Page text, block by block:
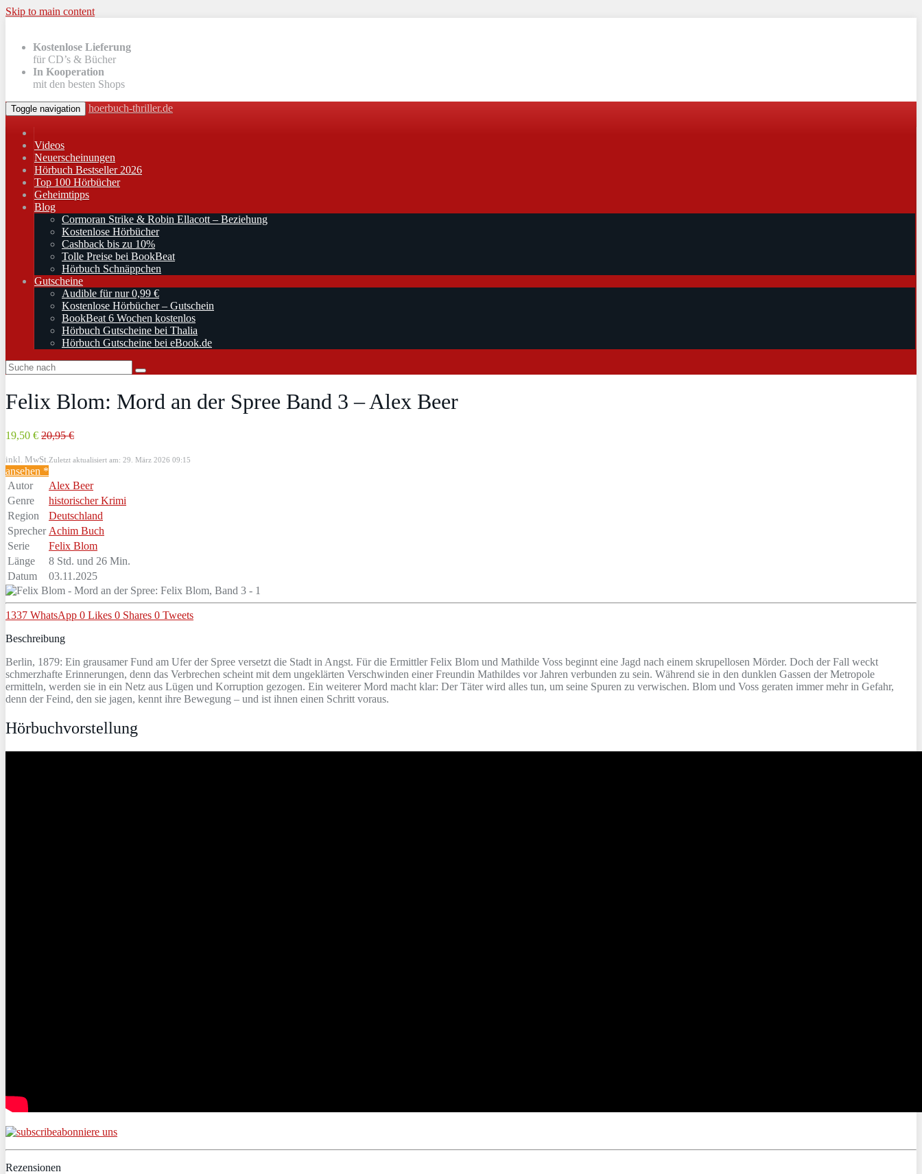
Skip to main content
Kostenlose Lieferung
für CD’s & Bücher
In Kooperation
mit den besten Shops
Toggle navigation hoerbuch-thriller.de
Videos
Neuerscheinungen
Hörbuch Bestseller 2026
Top 100 Hörbücher
Geheimtipps
Blog
Cormoran Strike & Robin Ellacott – Beziehung
Kostenlose Hörbücher
Cashback bis zu 10%
Tolle Preise bei BookBeat
Hörbuch Schnäppchen
Gutscheine
Audible für nur 0,99 €
Kostenlose Hörbücher – Gutschein
BookBeat 6 Wochen kostenlos
Hörbuch Gutscheine bei Thalia
Hörbuch Gutscheine bei eBook.de
Felix Blom: Mord an der Spree Band 3 – Alex Beer
19,50 € 20,95 €
inkl. MwSt. Zuletzt aktualisiert am: 29. März 2026 09:15
ansehen *
Autor
Alex Beer
Genre
historischer Krimi
Region
Deutschland
Sprecher Achim Buch
Serie
Felix Blom
Länge
8 Std. und 26 Min.
Datum
03.11.2025
1337 WhatsApp 0 Likes 0 Shares 0 Tweets
Beschreibung
Berlin, 1879: Ein grausamer Fund am Ufer der Spree versetzt die Stadt in Angst. Für die Ermittler Felix Blom und Mathilde Voss beginnt eine Jagd nach einem skrupellosen Mörder. Doch der Fall weckt
schmerzhafte Erinnerungen, denn das Verbrechen scheint mit dem ungeklärten Verschwinden einer Freundin Mathildes vor Jahren verbunden zu sein. Während sie in den dunklen Gassen der Metropole
ermitteln, werden sie in ein Netz aus Lügen und Korruption gezogen. Ein weiterer Mord macht klar: Der Täter wird alles tun, um seine Spuren zu verwischen. Blom und Voss geraten immer mehr in Gefahr,
denn der Feind, den sie jagen, kennt ihre Bewegung – und ist ihnen einen Schritt voraus.
Hörbuchvorstellung
abonniere uns
Rezensionen